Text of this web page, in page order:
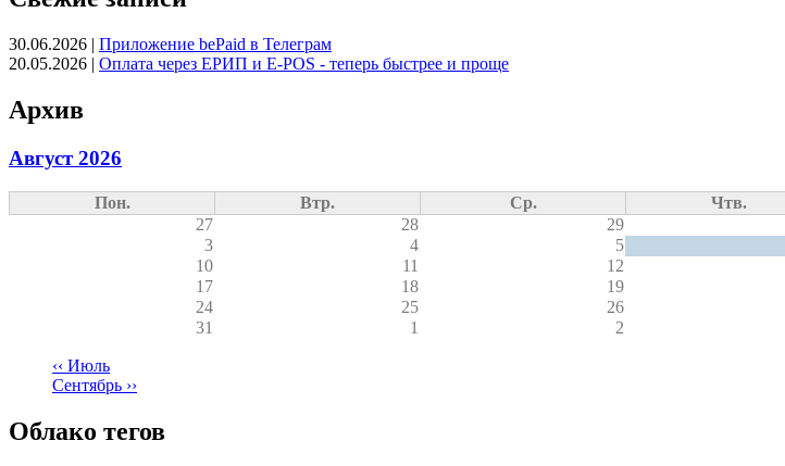
30.06.2026 | Приложение bePaid в Телеграм
20.05.2026 | Оплата через ЕРИП и E-POS - теперь быстрее и проще
Архив
Август 2026
Пон. Втр. Ср. Чтв.
27
28 29
3
4 5
10
11 12
17
18 19
24
25 26
31
1 2
Нумерация
‹‹ Июль
Сентябрь ››
Облако тегов